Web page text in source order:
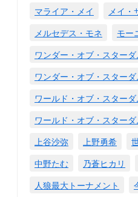
マライア・メイ
メイ・
メルセデス・モネ
モー
ワンダー・オブ・スター
ワンダー・オブ・スター
ワールド・オブ・スター
ワールド・オブ・スター
上谷沙弥
上野勇希
中野たむ
乃蒼ヒカリ
人狼最大トーナメント